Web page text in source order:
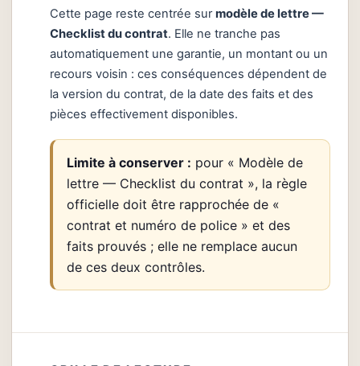
Cette page reste centrée surmodèle de lettre —
Checklist du contrat. Elle ne tranche pas
automatiquement une garantie, un montant ou un
recours voisin : ces conséquences dépendent de
la version du contrat, de la date des faits et des
pièces effectivement disponibles.
Limite à conserver : pour « Modèle de
lettre — Checklist du contrat », la règle
officielle doit être rapprochée de «
contrat et numéro de police » et des
faits prouvés ; elle ne remplace aucun
de ces deux contrôles.